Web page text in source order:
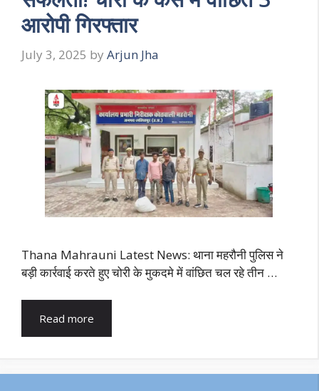
आरोपी गिरफ्तार
July 3, 2025 by Arjun Jha
Thana Mahrauni Latest News: थाना महरौनी पुलिस ने
बड़ी कार्रवाई करते हुए चोरी के मुकदमे में वांछित चल रहे तीन …
Read more